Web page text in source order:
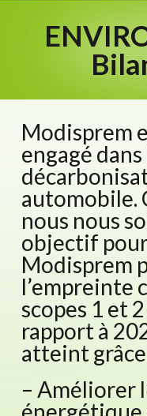
Modisprem
engagé
automobile.
nous nous
objectif
Modisprem
l’empreinte
scopes 1 et
rapport à
atteint grâce
– Améliorer